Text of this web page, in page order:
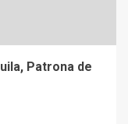
Patrona de